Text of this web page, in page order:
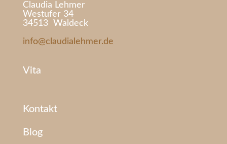
Claudia Lehmer
Westufer 34
34513 Waldeck
info@claudialehmer.de
Vita
Kontakt
Blog